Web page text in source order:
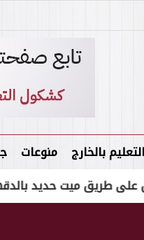
التعليم بالخارج منوعات